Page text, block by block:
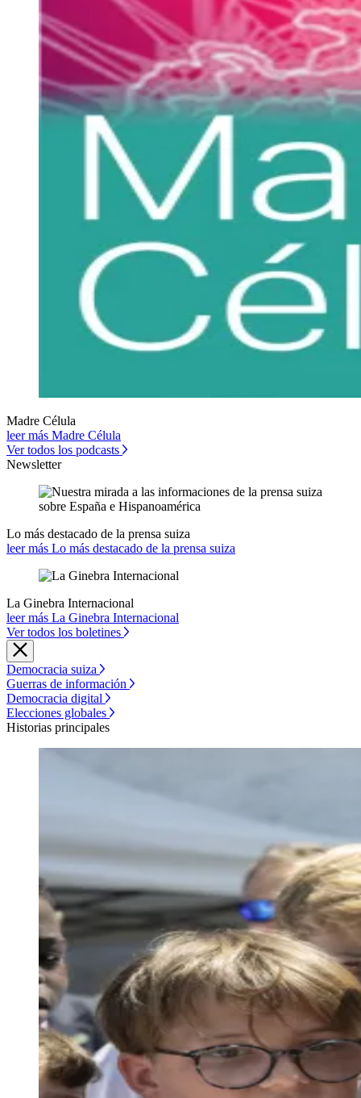
Madre Célula
leer más Madre Célula
Ver todos los podcasts
Newsletter
Lo más destacado de la prensa suiza
leer más Lo más destacado de la prensa suiza
La Ginebra Internacional
leer más La Ginebra Internacional
Ver todos los boletines
Democracia suiza
Guerras de información
Democracia digital
Elecciones globales
Historias principales